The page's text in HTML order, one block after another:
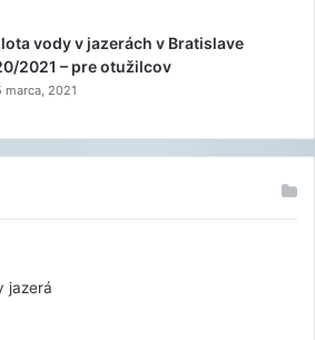
vody v jazerách v Bratislave
2021 – pre otužilcov
marca, 2021
jazerá